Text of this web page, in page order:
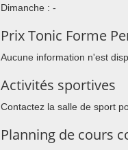
Dimanche : -
Prix Tonic Forme
Aucune information n'est
Activités sportives
Contactez la salle de sport
Planning de cours